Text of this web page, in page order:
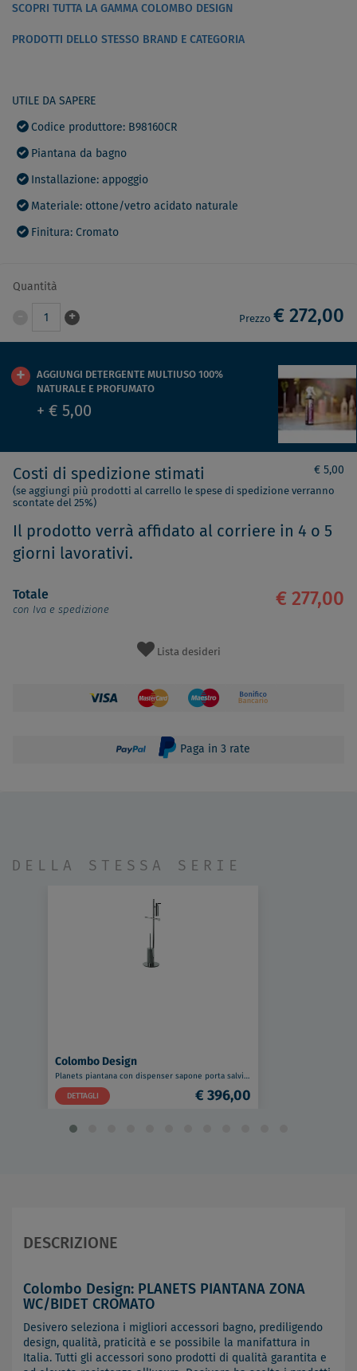
SCOPRI TUTTA LA GAMMA COLOMBO DESIGN
PRODOTTI DELLO STESSO BRAND E CATEGORIA
UTILE DA SAPERE
Codice produttore: B98160CR
Piantana da bagno
Installazione: appoggio
Materiale: ottone/vetro acidato naturale
Finitura: Cromato
Quantità
1 + Prezzo € 272,00
AGGIUNGI DETERGENTE MULTIUSO 100%
NATURALE E PROFUMATO
+ € 5,00
Costi di spedizione stimati € 5,00
(se aggiungi più prodotti al carrello le spese di spedizione verranno
scontate del 25%)
Il prodotto verrà affidato al corriere in 4 o 5
giorni lavorativi.
Totale
con Iva e spedizione
€ 277,00
Lista desideri
Paga in 3 rate
DELLA STESSA SERIE
Colombo Design
Planets piantana con dispenser sapone porta salviette 22 cm, rotolo e porta scopino cromata codice prod: B98190CR
DETTAGLI
€ 396,00
DESCRIZIONE
Colombo Design: PLANETS PIANTANA ZONA
WC/BIDET CROMATO
Desivero seleziona i migliori accessori bagno, prediligendo
design, qualità, praticità e se possibile la manifattura in
Italia. Tutti gli accessori sono prodotti di qualità garantita e